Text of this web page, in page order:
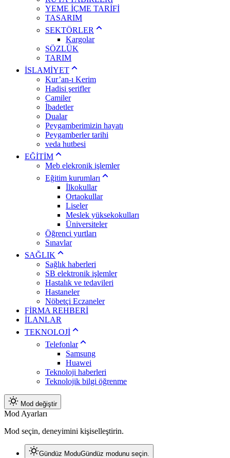
YEME İÇME TARİFİ
TASARIM
SEKTÖRLER
Kargolar
SÖZLÜK
TARIM
İSLAMİYET
Kur’an-ı Kerim
Hadisi şerifler
Camiler
İbadetler
Dualar
Peygamberimizin hayatı
Peygamberler tarihi
veda hutbesi
EĞİTİM
Meb elekronik işlemler
Eğitim kurumları
İlkokullar
Ortaokullar
Liseler
Meslek yüksekokulları
Üniversiteler
Öğrenci yurtları
Sınavlar
SAĞLIK
Sağlık haberleri
SB elektronik işlemler
Hastalık ve tedavileri
Hastaneler
Nöbetçi Eczaneler
FİRMA REHBERİ
İLANLAR
TEKNOLOJİ
Telefonlar
Samsung
Huawei
Teknoloji haberleri
Teknolojik bilgi öğrenme
Mod değiştir
Mod Ayarları
Mod seçin, deneyimini kişiselleştirin.
Gündüz ModuGündüz modunu seçin.